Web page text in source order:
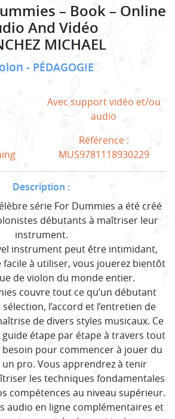
– Book – Online
And Vidéo
MICHAEL
PÉDAGOGIE
Avec support vidéo et/ou
audio
Référence :
MUS9781118930229
Description :
série For Dummies a été créé
débutants à maîtriser leur
instrument.
instrument peut être intimidant,
facile à utiliser, vous jouerez bientôt
de violon du monde entier.
couvre tout ce qu’un débutant
l’accord et l’entretien de
de divers styles musicaux. Ce
étape par étape à travers tout
besoin pour commencer à jouer du
pro. Vous apprendrez à tenir
les techniques fondamentales
compétences au niveau supérieur.
audio en ligne complémentaires et